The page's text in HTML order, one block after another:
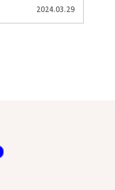
2024.03.29